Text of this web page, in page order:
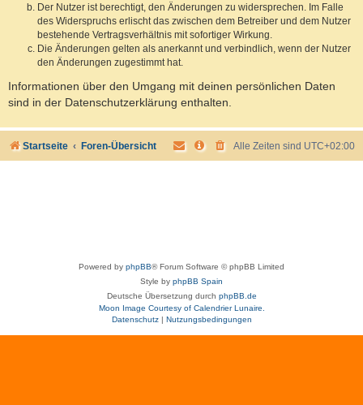
Der Nutzer ist berechtigt, den Änderungen zu widersprechen. Im Falle
des Widerspruchs erlischt das zwischen dem Betreiber und dem Nutzer
bestehende Vertragsverhältnis mit sofortiger Wirkung.
Die Änderungen gelten als anerkannt und verbindlich, wenn der Nutzer
den Änderungen zugestimmt hat.
Informationen über den Umgang mit deinen persönlichen Daten
sind in der Datenschutzerklärung enthalten.
Startseite Foren-Übersicht Alle Zeiten sind UTC+02:00
Powered by phpBB® Forum Software © phpBB Limited
Style by phpBB Spain
Deutsche Übersetzung durch phpBB.de
Moon Image Courtesy of Calendrier Lunaire.
Datenschutz| Nutzungsbedingungen